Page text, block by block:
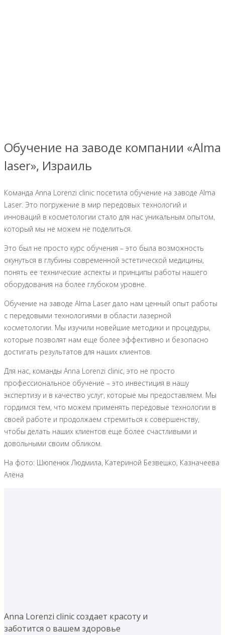
Обучение на заводе компании «Alma
laser», Израиль
Команда Anna Lorenzi clinic посетила обучение на заводе Alma
Laser. Это погружение в мир передовых технологий и
инноваций в косметологии стало для нас уникальным опытом,
который мы не можем не поделиться.
Это был не просто курс обучения – это была возможность
окунуться в глубины современной эстетической медицины,
понять ее технические аспекты и принципы работы нашего
оборудования на более глубоком уровне.
Обучение на заводе Alma Laser дало нам ценный опыт работы
с передовыми технологиями в области лазерной
косметологии. Мы изучили новейшие методики и процедуры,
которые позволят нам еще более эффективно и безопасно
достигать результатов для наших клиентов.
Для нас, команды Anna Lorenzi clinic, это не просто
профессиональное обучение – это инвестиция в нашу
экспертизу и в качество услуг, которые мы предоставляем. Мы
гордимся тем, что можем применять передовые технологии в
своей работе и продолжаем стремиться к совершенству,
чтобы делать наших клиентов еще более счастливыми и
довольными своим обликом.
На фото: Шюпенюк Людмила, Катериной Безвешко, Казначеева
Алёна
Anna Lorenzi clinic создает красоту и
заботится о вашем здоровье